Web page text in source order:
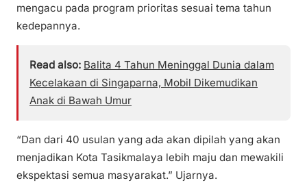
mengacu pada program prioritas sesuai tema tahun
kedepannya.
Read also: Balita 4 Tahun Meninggal Dunia dalam
Kecelakaan di Singaparna, Mobil Dikemudikan
Anak di Bawah Umur
“Dan dari 40 usulan yang ada akan dipilah yang akan
menjadikan Kota Tasikmalaya lebih maju dan mewakili
ekspektasi semua masyarakat.” Ujarnya.